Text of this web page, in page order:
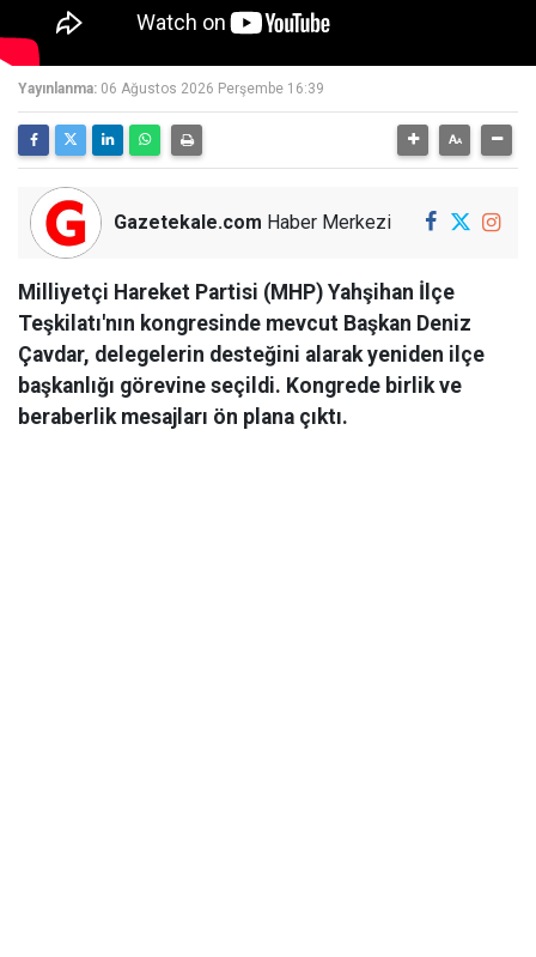
Yayınlanma: 06 Ağustos 2026 Perşembe 16:39
Gazetekale.com Haber Merkezi
Milliyetçi Hareket Partisi (MHP) Yahşihan İlçe
Teşkilatı'nın kongresinde mevcut Başkan Deniz
Çavdar, delegelerin desteğini alarak yeniden ilçe
başkanlığı görevine seçildi. Kongrede birlik ve
beraberlik mesajları ön plana çıktı.